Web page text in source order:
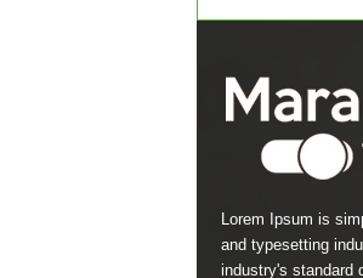
Lorem Ipsum is
and typesetting
industry's standard